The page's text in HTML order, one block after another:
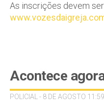
As inscrições devem
Acontece
POLICIAL - 8 DE AGOSTO 11:59